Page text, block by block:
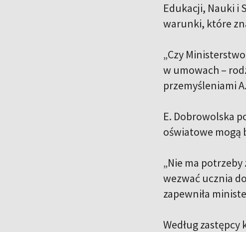
Edukacji, Nauki i
warunki, które
„Czy
w umowach –
przemyśleniami
E. Dobrowolska
oświatowe mogą
„Nie ma
wezwać ucznia
zapewniła
Według